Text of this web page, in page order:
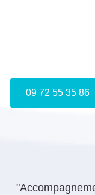
09 72 55 35 86